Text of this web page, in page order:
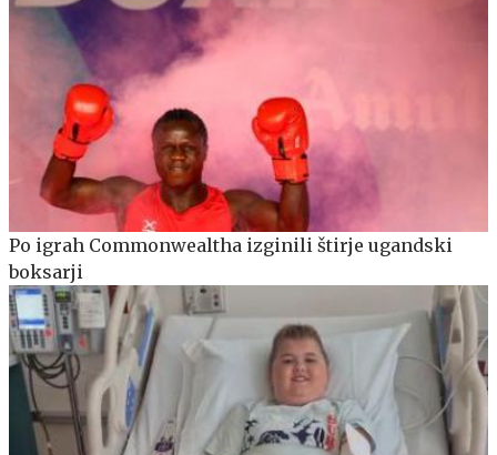
Po igrah Commonwealtha izginili štirje ugandski
boksarji